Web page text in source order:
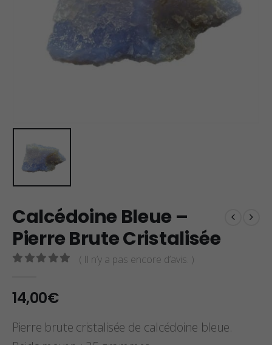
Calcédoine Bleue –
Pierre Brute Cristalisée
( Il n’y a pas encore d’avis. )
14,00€
Pierre brute cristalisée de calcédoine bleue.